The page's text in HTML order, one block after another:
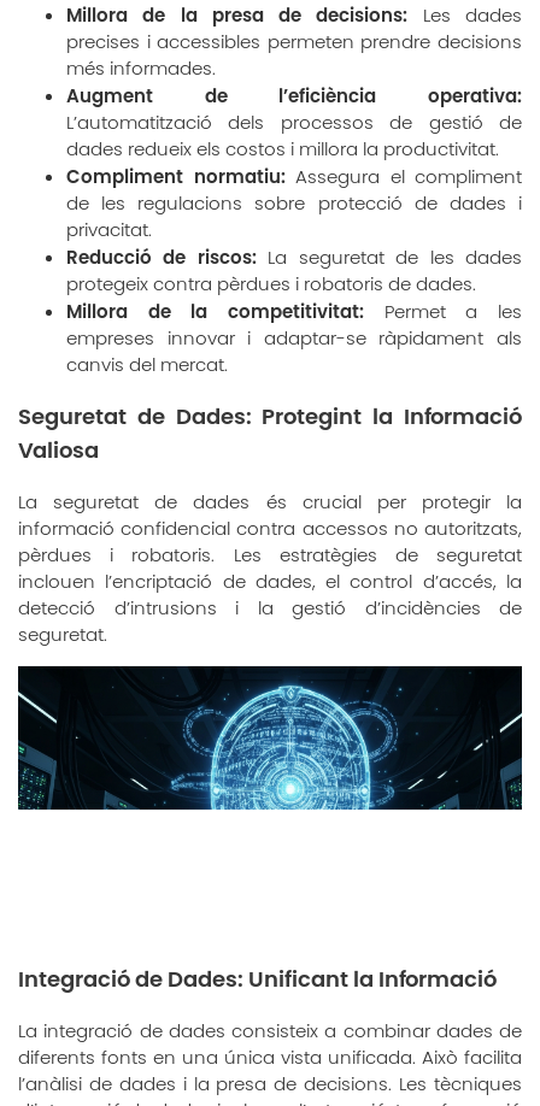
Millora de la presa de decisions: Les dades
precises i accessibles permeten prendre decisions
més informades.
Augment de l’eficiència operativa:
L’automatització dels processos de gestió de
dades redueix els costos i millora la productivitat.
Compliment normatiu:Assegura el compliment
de les regulacions sobre protecció de dades i
privacitat.
Reducció de riscos:La seguretat de les dades
protegeix contra pèrdues i robatoris de dades.
Millora de la competitivitat: Permet a les
empreses innovar i adaptar-se ràpidament als
canvis del mercat.
Seguretat de Dades: Protegint la Informació
Valiosa
La seguretat de dades és crucial per protegir la
informació confidencial contra accessos no autoritzats,
pèrdues i robatoris. Les estratègies de seguretat
inclouen l’encriptació de dades, el control d’accés, la
detecció d’intrusions i la gestió d’incidències de
seguretat.
Integració de Dades: Unificant la Informació
La integració de dades consisteix a combinar dades de
diferents fonts en una única vista unificada. Això facilita
l’anàlisi de dades i la presa de decisions. Les tècniques